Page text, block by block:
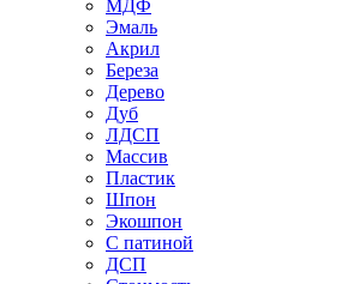
МДФ
Эмаль
Акрил
Береза
Дерево
Дуб
ЛДСП
Массив
Пластик
Шпон
Экошпон
С патиной
ДСП